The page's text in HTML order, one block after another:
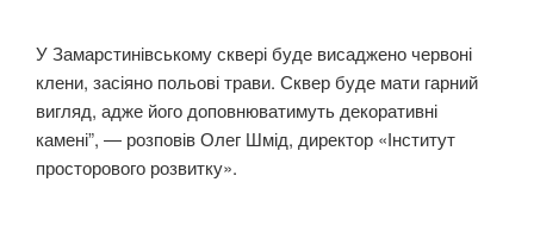
У Замарстинівському сквері буде висаджено червоні
клени, засіяно польові трави. Сквер буде мати гарний
вигляд, адже його доповнюватимуть декоративні
камені”, — розповів Олег Шмід, директор «Інститут
просторового розвитку».